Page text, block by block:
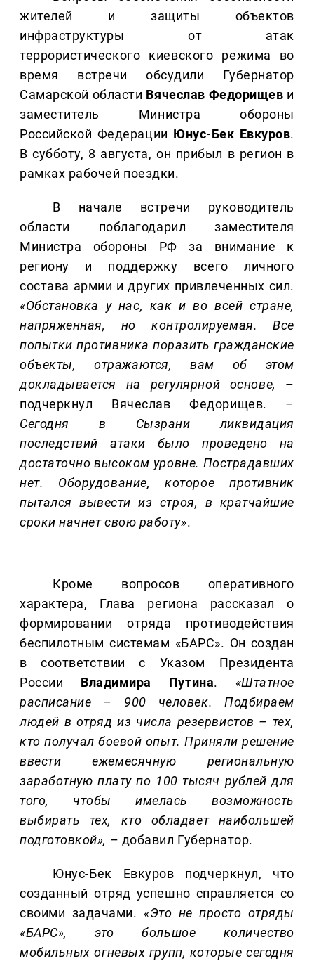
жителей и защиты объектов
инфраструктуры от атак
террористического киевского режима во
время встречи обсудили Губернатор
Самарской области Вячеслав Федорищев и
заместитель Министра обороны
Российской Федерации Юнус-Бек Евкуров.
В субботу, 8 августа, он прибыл в регион в
рамках рабочей поездки.
В начале встречи руководитель
области поблагодарил заместителя
Министра обороны РФ за внимание к
региону и поддержку всего личного
состава армии и других привлеченных сил.
«Обстановка у нас, как и во всей стране,
напряженная, но контролируемая. Все
попытки противника поразить гражданские
объекты, отражаются, вам об этом
докладывается на регулярной основе,
–
подчеркнул Вячеслав Федорищев. –
Сегодня в Сызрани ликвидация
последствий атаки было проведено на
достаточно высоком уровне. Пострадавших
нет. Оборудование, которое противник
пытался вывести из строя, в кратчайшие
сроки начнет свою работу».
Кроме вопросов оперативного
характера, Глава региона рассказал о
формировании отряда противодействия
беспилотным системам «БАРС». Он создан
в соответствии с Указом Президента
России Владимира Путина. «Штатное
расписание – 900 человек. Подбираем
людей в отряд из числа резервистов – тех,
кто получал боевой опыт. Приняли решение
ввести ежемесячную региональную
заработную плату по 100 тысяч рублей для
того, чтобы имелась возможность
выбирать тех, кто обладает наибольшей
подготовкой», – добавил Губернатор.
Юнус-Бек Евкуров подчеркнул, что
созданный отряд успешно справляется со
своими задачами. «Это не просто отряды
«БАРС», это большое количество
мобильных огневых групп, которые сегодня